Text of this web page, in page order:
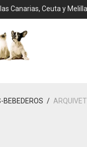
Canarias, Ceuta y Melilla.
BEBEDEROS /